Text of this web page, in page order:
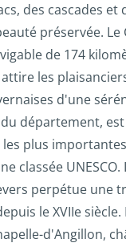
des cascades et
préservée. Le
de 174
les
d'une
département,
plus
classée UNESCO.
perpétue une
le XVIIe
d'Angillon,